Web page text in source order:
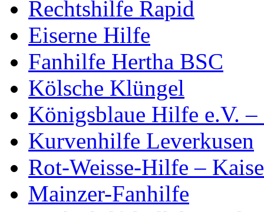
Rechtshilfe Rapid
Eiserne Hilfe
Fanhilfe Hertha BSC
Kölsche Klüngel
Königsblaue Hilfe e.V. –
Kurvenhilfe Leverkusen
Rot-Weisse-Hilfe –
Mainzer-Fanhilfe